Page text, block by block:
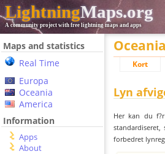
LightningMaps.org
A community project with free lightning maps and apps
Maps and statistics
Real Time
Europa
Oceania
America
Information
Apps
About
Oceania
Kort
Lyn
Her kan du
forbedret